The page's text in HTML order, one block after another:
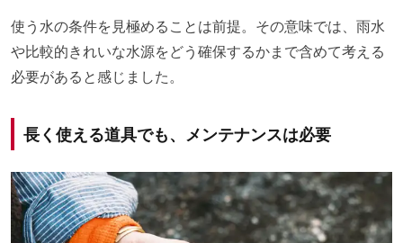
使う水の条件を見極めることは前提。その意味では、雨水
や比較的きれいな水源をどう確保するかまで含めて考える
必要があると感じました。
長く使える道具でも、メンテナンスは必要